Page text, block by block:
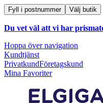
Fyll i postnummer Välj butik
Du vet väl att vi har
Hoppa över navigation
Kundtjänst
PrivatkundFöretagskund
Mina Favoriter